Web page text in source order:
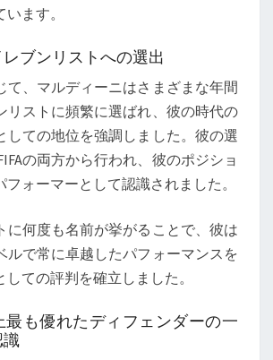
ます。
ブンリストへの選出
て、マルディーニはさまざまな年間
リストに頻繁に選ばれ、彼の時代の
しての地位を強調しました。彼の選
の両方から行われ、彼のポジショ
フォーマーとして認識されました。
に何度も名前が挙がることで、彼は
ルで常に卓越したパフォーマンスを
ての評判を確立しました。
最も優れたディフェンダーの一
識